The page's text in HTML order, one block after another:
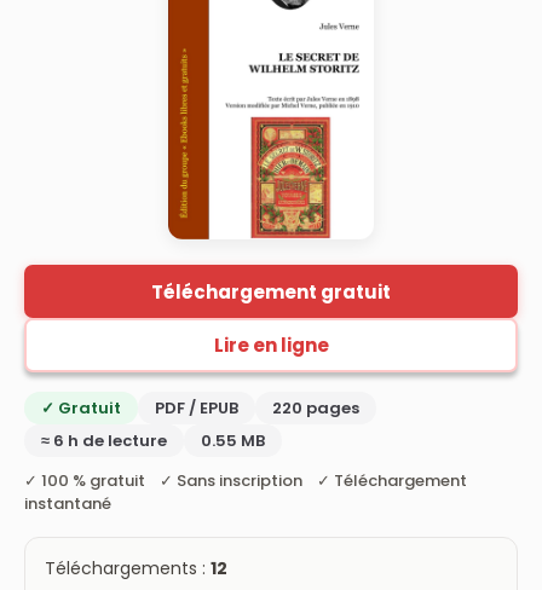
Téléchargement gratuit
Lire en ligne
✓ Gratuit PDF / EPUB
220 pages
≈ 6 h de lecture
0.55 MB
✓ 100 % gratuit ✓ Sans inscription ✓ Téléchargement
instantané
Téléchargements : 12